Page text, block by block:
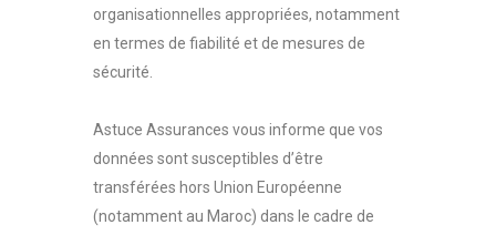
organisationnelles appropriées, notamment
en termes de fiabilité et de mesures de
sécurité.
Astuce Assurances vous informe que vos
données sont susceptibles d’être
transférées hors Union Européenne
(notamment au Maroc) dans le cadre de